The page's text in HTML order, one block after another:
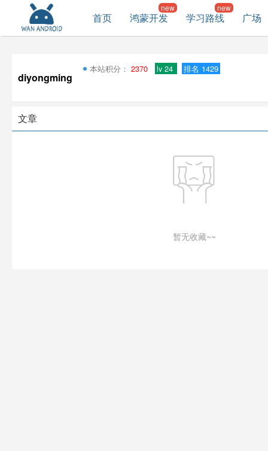
首页 鸿蒙开发 学习路线 广场
diyongming
本站积分： 2370 lv 24 排名 1429
文章
暂无收藏~~